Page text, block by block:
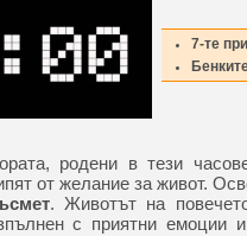
7-те
родени в тези
от желание за живот.
. Животът на
с приятни емоции